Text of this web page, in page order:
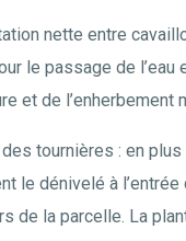
nette entre
le passage de l’eau
et de l’enherbement
des tournières : en
le dénivelé à
de la parcelle. La